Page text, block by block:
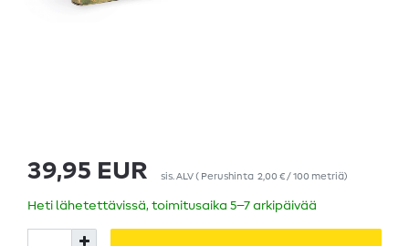
39,95 EUR sis. ALV( Perushinta 2,00 € / 100 metriä)
Heti lähetettävissä, toimitusaika 5–7 arkipäivää